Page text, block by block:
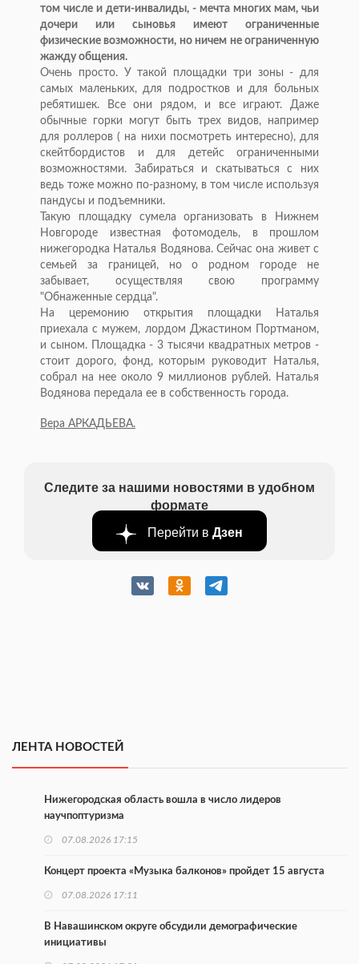
том числе и дети-инвалиды, - мечта многих мам, чьи
дочери или сыновья имеют ограниченные
физические возможности, но ничем не ограниченную
жажду общения.
Очень просто. У такой площадки три зоны - для
самых маленьких, для подростков и для больных
ребятишек. Все они рядом, и все играют. Даже
обычные горки могут быть трех видов, например
для роллеров ( на нихи посмотреть интересно), для
скейтбордистов и для детейс ограниченными
возможностями. Забираться и скатываться с них
ведь тоже можно по-разному, в том числе используя
пандусы и подъемники.
Такую площадку сумела организовать в Нижнем
Новгороде известная фотомодель, в прошлом
нижегородка Наталья Водянова. Сейчас она живет с
семьей за границей, но о родном городе не
забывает, осуществляя свою программу
"Обнаженные сердца".
На церемонию открытия площадки Наталья
приехала с мужем, лордом Джастином Портманом,
и сыном. Площадка - 3 тысячи квадратных метров -
стоит дорого, фонд, которым руководит Наталья,
собрал на нее около 9 миллионов рублей. Наталья
Водянова передала ее в собственность города.
Вера АРКАДЬЕВА.
Следите за нашими новостями в удобном
формате
Перейти в Дзен
ЛЕНТА НОВОСТЕЙ
Нижегородская область вошла в число лидеров
научпоптуризма
07.08.2026 17:15
Концерт проекта «Музыка балконов» пройдет 15 августа
07.08.2026 17:11
В Навашинском округе обсудили демографические
инициативы